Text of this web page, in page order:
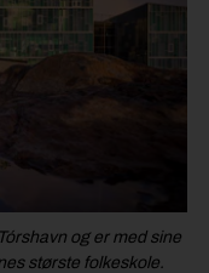
og er med sine
største folkeskole.